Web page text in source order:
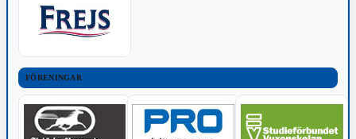
FÖRENINGAR